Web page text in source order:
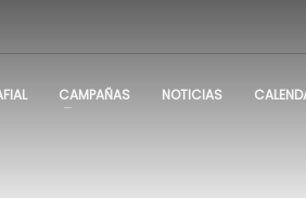
CAMPAÑAS NOTICIAS